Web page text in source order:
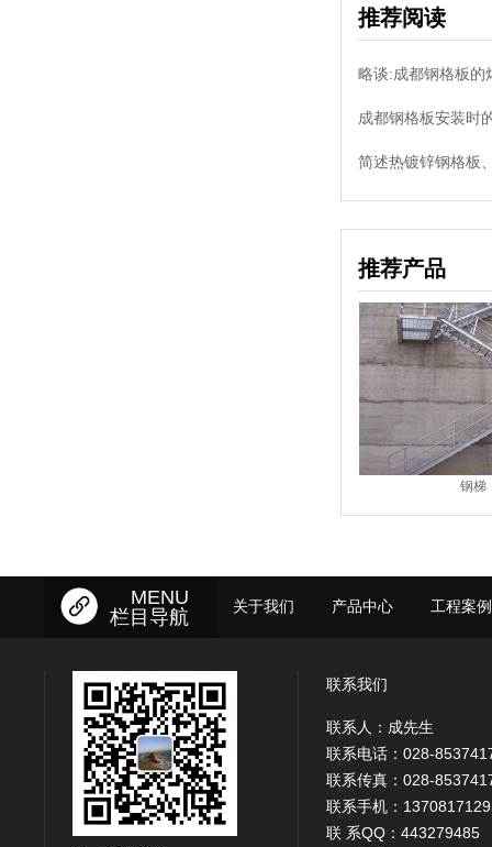
推荐阅读
略谈:成都钢格板的
成都钢格板安装时
简述热镀锌钢格板
推荐产品
钢梯
MENU
栏目导航
关于我们 产品中心 工程案例
联系我们
联系人：成先生
联系电话：028-
联系传真：028-
联系手机：
联 系QQ：443279485